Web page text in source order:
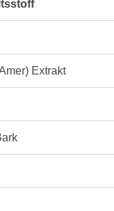
Extrakt